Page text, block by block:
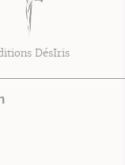
DésIris